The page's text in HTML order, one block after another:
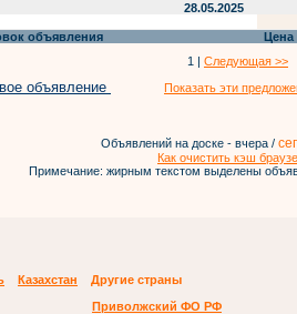
28.05.2025
объявления
Цена
1 | Следующая >>
объявление Показать эти
Объявлений на доске - вчера /
Как очистить кэш
Примечание: жирным текстом выделены
Казахстан
Другие страны
Приволжский ФО РФ